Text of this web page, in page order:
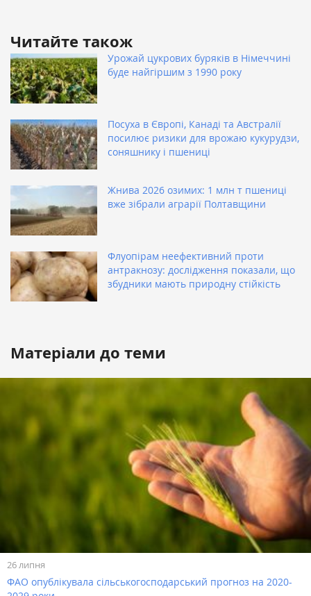
Читайте також
Урожай цукрових буряків в Німеччині
буде найгіршим з 1990 року
Посуха в Європі, Канаді та Австралії
посилює ризики для врожаю кукурудзи,
соняшнику і пшениці
Жнива 2026 озимих: 1 млн т пшениці
вже зібрали аграрії Полтавщини
Флуопірам неефективний проти
антракнозу: дослідження показали, що
збудники мають природну стійкість
Матеріали до теми
26 липня
ФАО опублікувала сільськогосподарський прогноз на 2020-